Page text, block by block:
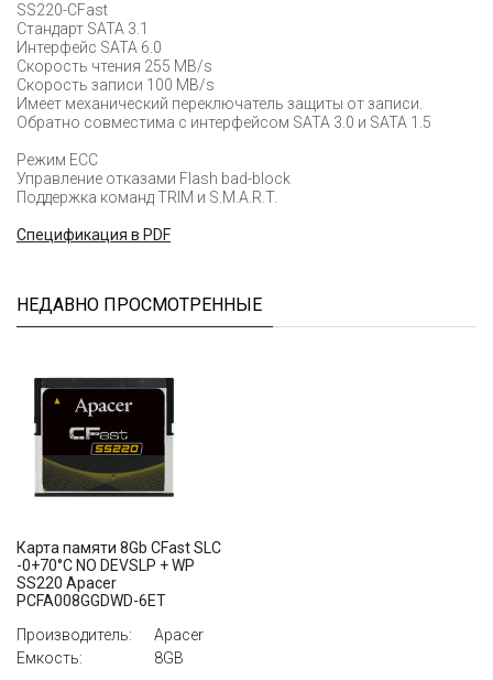
SS220-CFast
Стандарт SATA 3.1
Интерфейс SATA 6.0
Скорость чтения 255 MB/s
Скорость записи 100 MB/s
Имеет механический переключатель защиты от записи.
Обратно совместима с интерфейсом SATA 3.0 и SATA 1.5
Режим ECC
Управление отказами Flash bad-block
Поддержка команд TRIM и S.M.A.R.T.
Cпецификация в PDF
НЕДАВНО ПРОСМОТРЕННЫЕ
Карта памяти 8Gb CFast SLC
-0+70°C NO DEVSLP + WP
SS220 Apacer
PCFA008GGDWD-6ET
Производитель:
Apacer
Емкость:
8GB